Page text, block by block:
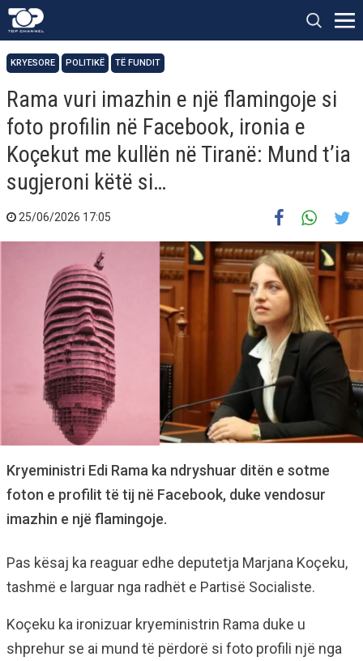
KRYESORE POLITIKË TË FUNDIT
Rama vuri imazhin e një flamingoje si
foto profilin në Facebook, ironia e
Koçekut me kullën në Tiranë: Mund t’ia
sugjeroni këtë si…
25/06/2026 17:05
Kryeministri Edi Rama ka ndryshuar ditën e sotme
foton e profilit të tij në Facebook, duke vendosur
imazhin e një flamingoje.
Pas kësaj ka reaguar edhe deputetja Marjana Koçeku,
tashmë e larguar nga radhët e Partisë Socialiste.
Koçeku ka ironizuar kryeministrin Rama duke u
shprehur se ai mund të përdorë si foto profili një nga